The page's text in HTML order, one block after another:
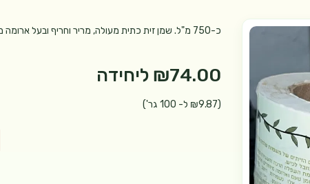
כ-750 מ"ל. שמן זית כתית מעולה, מריר וחריף ובעל ארומה משגעת.
₪74.00 ליחידה
(₪9.87 ל- 100 גר')